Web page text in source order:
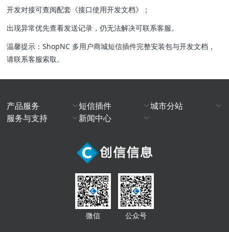
开发对接可查阅配套《接口使用开发文档》；
出现异常优先查看发送记录，仍无法解决可联系客服。
温馨提示：ShopNC 多用户商城短信插件完整安装包与开发文档，
请联系客服索取。
产品服务 短信插件
城市分站
服务与支持
新闻中心
微信 公众号